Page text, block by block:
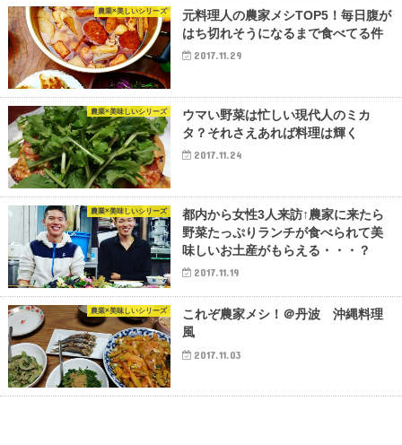
農業×美しいシリーズ
元料理人の農家メシTOP5！毎日腹が
はち切れそうになるまで食べてる件
2017.11.29
農業×美味しいシリーズ
ウマい野菜は忙しい現代人のミカ
タ？それさえあれば料理は輝く
2017.11.24
農業×美味しいシリーズ
都内から女性3人来訪↑農家に来たら
野菜たっぷりランチが食べられて美
味しいお土産がもらえる・・・？
2017.11.19
農業×美味しいシリーズ
これぞ農家メシ！＠丹波 沖縄料理
風
2017.11.03